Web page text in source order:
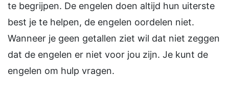
te begrijpen. De engelen doen altijd hun uiterste
best je te helpen, de engelen oordelen niet.
Wanneer je geen getallen ziet wil dat niet zeggen
dat de engelen er niet voor jou zijn. Je kunt de
engelen om hulp vragen.